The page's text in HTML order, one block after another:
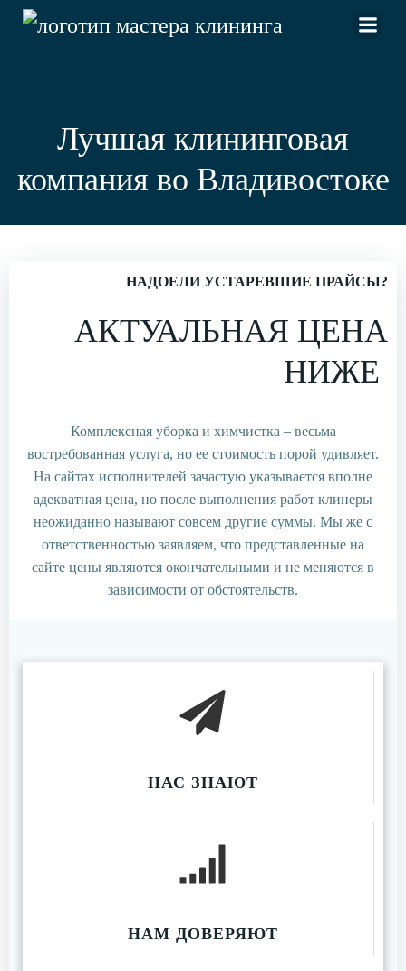
к
Лучшая клининговая
компания во Владивостоке
НАДОЕЛИ УСТАРЕВШИЕ ПРАЙСЫ?
АКТУАЛЬНАЯ ЦЕНА
НИЖЕ
Комплексная уборка и химчистка – весьма
востребованная услуга, но ее стоимость порой удивляет.
На сайтах исполнителей зачастую указывается вполне
адекватная цена, но после выполнения работ клинеры
неожиданно называют совсем другие суммы. Мы же с
ответственностью заявляем, что представленные на
сайте цены являются окончательными и не меняются в
зависимости от обстоятельств.
НАС ЗНАЮТ
НАМ ДОВЕРЯЮТ